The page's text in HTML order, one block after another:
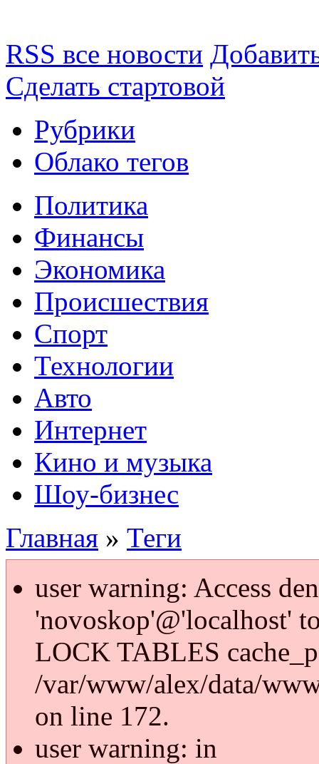
RSS все новости
Сделать стартовой
Рубрики
Облако тегов
Политика
Финансы
Экономика
Происшествия
Спорт
Технологии
Авто
Интернет
Кино и музыка
Шоу-бизнес
Главная » Теги
user warning: Access
'novoskop'@'localhost'
LOCK TABLES
/var/www/alex/data/
on line 172.
user warning: in